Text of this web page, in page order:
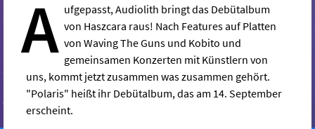
A ufgepasst, Audiolith bringt das Debütalbum
von Haszcara raus! Nach Features auf Platten
von Waving The Guns und Kobito und
gemeinsamen Konzerten mit Künstlern von
uns, kommt jetzt zusammen was zusammen gehört.
"Polaris" heißt ihr Debütalbum, das am 14. September
erscheint.